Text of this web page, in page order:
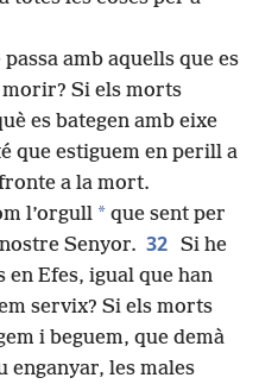
amb aquells que es
Si els morts
es bategen amb eixe
que estiguem en perill a
a la mort.
l’orgull * que sent per
Senyor. 32 Si he
Efes, igual que han
servix? Si els morts
i beguem, que demà
enganyar, les males